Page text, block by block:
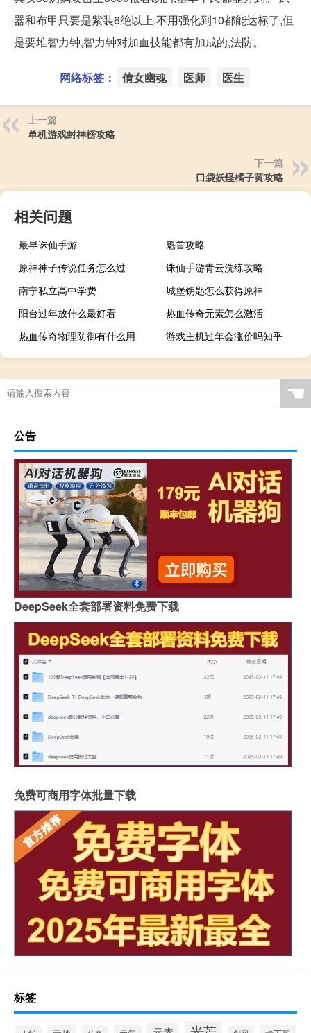
器和布甲只要是紫装6绝以上,不用强化到10都能达标了,但
是要堆智力钟,智力钟对加血技能都有加成的,法防。
网络标签： 倩女幽魂 医师 医生
上一篇
单机游戏封神榜攻略
下一篇
口袋妖怪橘子黄攻略
相关问题
最早诛仙手游
魁首攻略
原神神子传说任务怎么过
诛仙手游青云洗练攻略
南宁私立高中学费
城堡钥匙怎么获得原神
阳台过年放什么最好看
热血传奇元素怎么激活
热血传奇物理防御有什么用
游戏主机过年会涨价吗知乎
☚
公告
DeepSeek全套部署资料免费下载
免费可商用字体批量下载
标签